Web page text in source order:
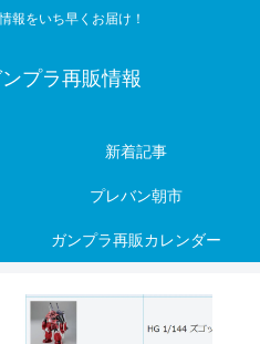
報をいち早くお届け！
プラ再販情報
新着記事
プレバン朝市
ガンプラ再販カレンダー